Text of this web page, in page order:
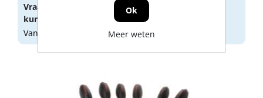
Vraag een
aan oflog in
kunnen zien.
Vandaag besteld, morgen geleverd
Ok
Meer weten